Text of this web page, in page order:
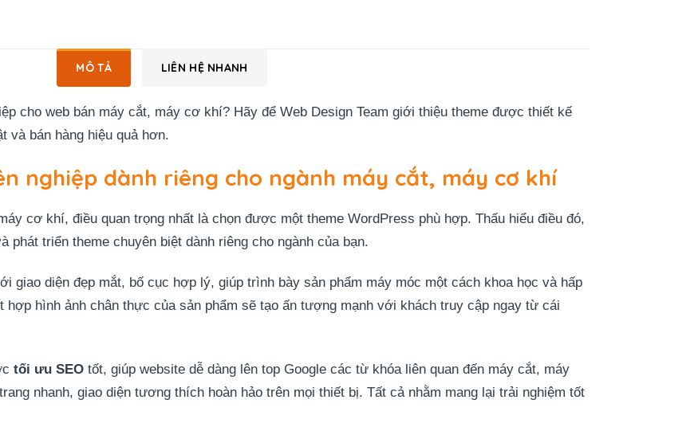
MÔ TẢ LIÊN HỆ NHANH
cho web bán máy cắt, máy cơ khí? Hãy để Web Design Team giới thiệu theme được thiết kế
và bán hàng hiệu quả hơn.
nghiệp dành riêng cho ngành máy cắt, máy cơ khí
cơ khí, điều quan trọng nhất là chọn được một theme WordPress phù hợp. Thấu hiểu điều đó,
phát triển theme chuyên biệt dành riêng cho ngành của bạn.
giao diện đẹp mắt, bố cục hợp lý, giúp trình bày sản phẩm máy móc một cách khoa học và hấp
hợp hình ảnh chân thực của sản phẩm sẽ tạo ấn tượng mạnh với khách truy cập ngay từ cái
tối ưu SEO tốt, giúp website dễ dàng lên top Google các từ khóa liên quan đến máy cắt, máy
nhanh, giao diện tương thích hoàn hảo trên mọi thiết bị. Tất cả nhằm mang lại trải nghiệm tốt